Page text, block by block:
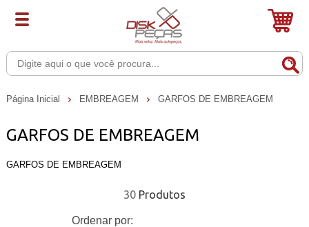
Página Inicial EMBREAGEM GARFOS DE EMBREAGEM
GARFOS DE EMBREAGEM
GARFOS DE EMBREAGEM
30
Ordenar por: